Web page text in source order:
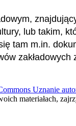
lub takim,
tam m.in.
zakładowych
Uznanie
materiałach,